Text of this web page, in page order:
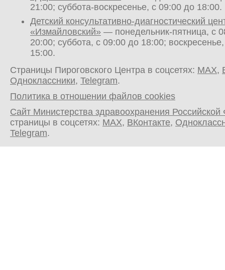
21:00; суббота-воскресенье, с 09:00 до 18:00.
Детский консультативно-диагностический
«Измайловский» — понедельник-пятница, с
20:00; суббота, с 09:00 до 18:00;
15:00.
Страницы Пироговского Центра в соцсетях: MAX,
Одноклассники, Telegram.
Политика в отношении файлов cookies
Сайт Министерства здравоохранения
страницы в соцсетях: MAX, ВКонтакте,
Telegram.